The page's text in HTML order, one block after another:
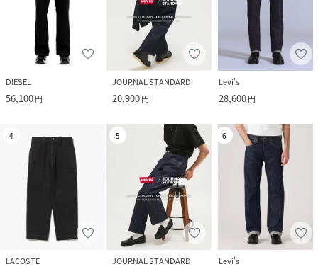
DIESEL
56,100円
JOURNAL STANDARD
20,900円
Levi's
28,600円
4
LACOSTE
5
JOURNAL STANDARD
6
Levi's